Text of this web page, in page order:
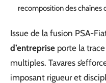
recomposition des chaînes
Issue de la fusion PSA-
d’entreprise porte la
multiples. Tavares
imposant rigueur et